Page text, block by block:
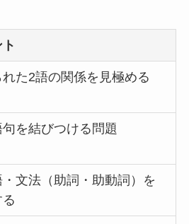
た2語の関係を見極める
を結びつける問題
・文法（助詞・助動詞）を